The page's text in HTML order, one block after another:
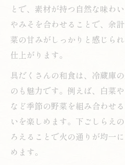
具沢山スープで家族
ー
和食スープで叶える
定番の汁物が具だくさん
和食汁物が具だくさ
夫
人気の和食汁物を具
味噌汁以外の和食汁
汁物レシピ人気一位
とで、素材が持つ自然な味わ
やみそを合わせることで、余
菜の甘みがしっかりと感じら
仕上がります。
具だくさんの和食は、冷蔵庫
のも魅力です。例えば、白菜
など季節の野菜を組み合わせ
いを楽しめます。下ごしらえ
ろえることで火の通りが均一
めます。